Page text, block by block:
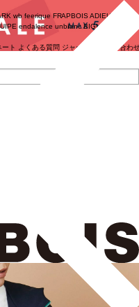
wb feerique FRAPBOIS ADIEU
endalence unbilanc BIGI online store
ート よくある質問 ジャーナル お問い合わ